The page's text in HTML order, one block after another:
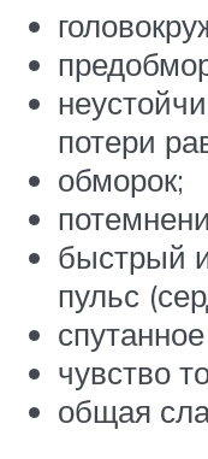
потери
обморок;
быстрый
пульс
чувство
общая